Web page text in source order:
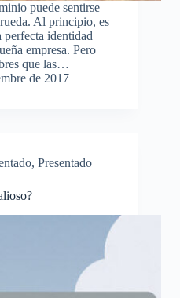
puede sentirse
Al principio, es
perfecta identidad
empresa. Pero
que las…
de 2017
, Presentado